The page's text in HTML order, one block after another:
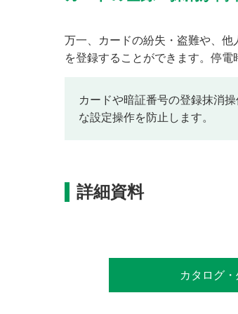
万一、カードの紛失・盗難や、
を登録することができます。停電
カードや暗証番号の登録抹消
な設定操作を防止します。
詳細資料
カタログ・